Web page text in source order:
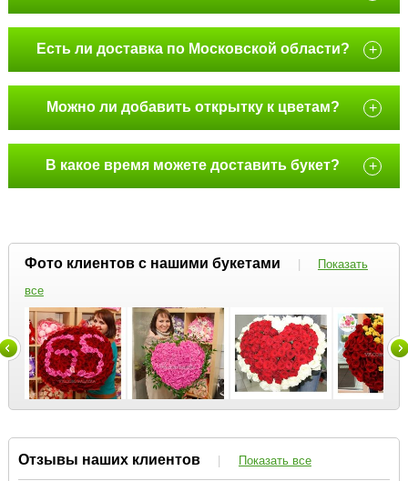
Есть ли доставка по Московской области? +
Можно ли добавить открытку к цветам? +
В какое время можете доставить букет? +
Фото клиентов с нашими букетами |
Показать
все
Отзывы наших клиентов | Показать все